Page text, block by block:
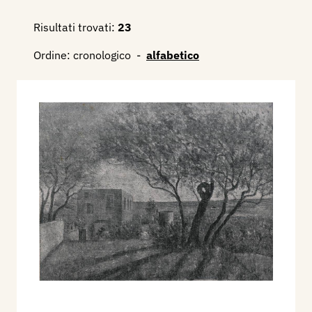
interiore trabocca e si effonde come musicale
sono avvolti, accarezzati, acquistando un sottile
schietta, limpida, genuina pittura.
«I modi pittorici di De Rocchi appartengono alla
tradizione romantica lombarda; ma all’ordito del
chiaroscuro ranzoniano, che già si era rarefatto e
schiarito in Grubicy, il De Rocchi ne ha sostituito
uno fondato sul chiarissimo-chiaro-meno chiaro,
evolvendosi verso gamme sempre più
trasparenti e limpide. Alla poesia del crepuscolo
egli ha sostituito quella dell’aurora. Ha portato
all’aria aperta e nella gran luce il romanticismo
Risultati trovati: 23
Ordine: cronologico - alfabetico